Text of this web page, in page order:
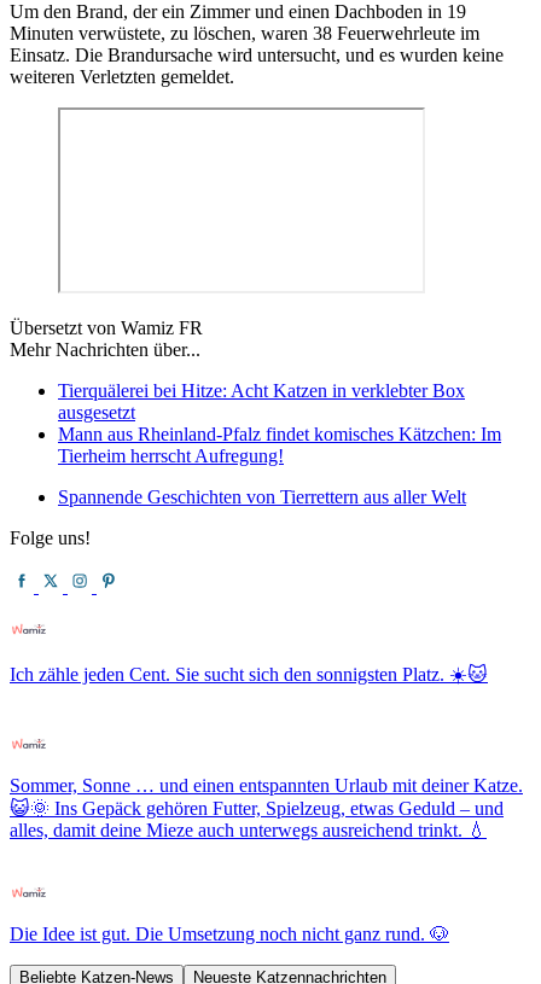
Um den Brand, der ein Zimmer und einen Dachboden in 19
Minuten verwüstete, zu löschen, waren 38 Feuerwehrleute im
Einsatz. Die Brandursache wird untersucht, und es wurden keine
weiteren Verletzten gemeldet.
Übersetzt von Wamiz FR
Mehr Nachrichten über...
Tierquälerei bei Hitze: Acht Katzen in verklebter Box
ausgesetzt
Mann aus Rheinland-Pfalz findet komisches Kätzchen: Im
Tierheim herrscht Aufregung!
Spannende Geschichten von Tierrettern aus aller Welt
Folge uns!
Ich zähle jeden Cent. Sie sucht sich den sonnigsten Platz. ☀️🐱
Sommer, Sonne … und einen entspannten Urlaub mit deiner Katze.
😺🌞 Ins Gepäck gehören Futter, Spielzeug, etwas Geduld – und
alles, damit deine Mieze auch unterwegs ausreichend trinkt. 💧
Die Idee ist gut. Die Umsetzung noch nicht ganz rund. 🐶
Beliebte Katzen-News Neueste Katzennachrichten